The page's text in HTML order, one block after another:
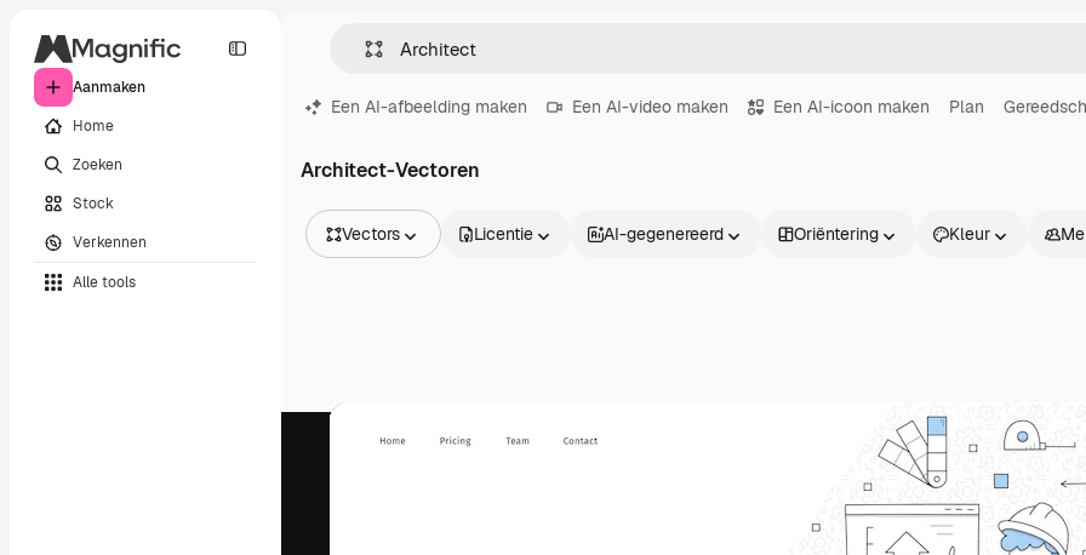
Aanmaken
Home
Zoeken
Stock
Verkennen
Alle tools
Een AI-afbeelding maken Een AI-video maken Een AI-icoon maken Plan
Architect-Vectoren
Vectors
Video's
Filmmateriaal
Dynamische afbeeldingen
Licentie AI-gegenereerd Oriëntering Kleur
Producten Aan de slag